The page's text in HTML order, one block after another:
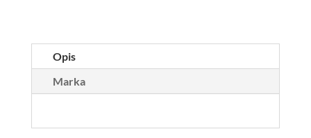
Opis
Marka